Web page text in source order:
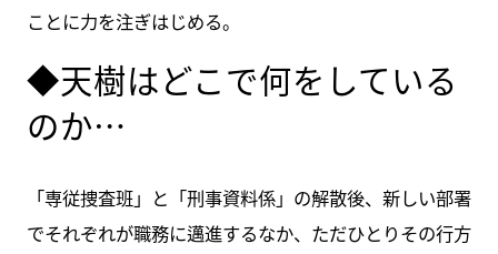
ことに力を注ぎはじめる。
◆天樹はどこで何をしている
のか…
「専従捜査班」と「刑事資料係」の解散後、新しい部署
でそれぞれが職務に邁進するなか、ただひとりその行方